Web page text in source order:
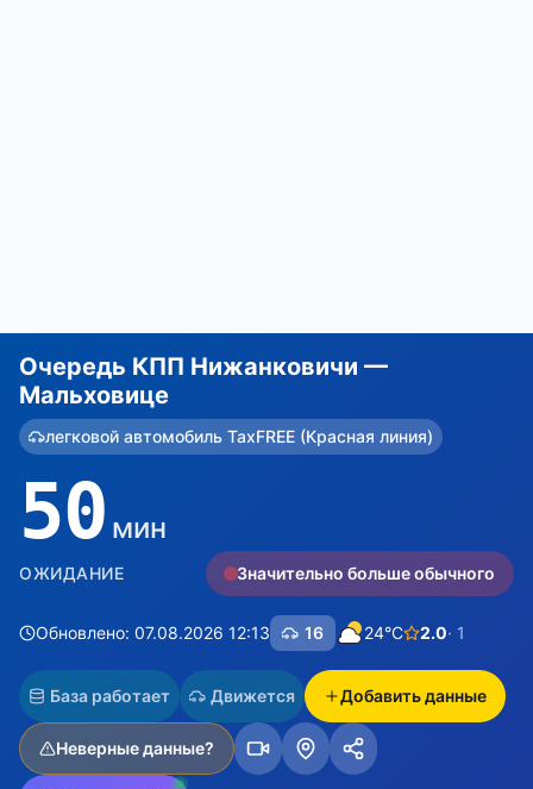
Очередь КПП Нижанковичи —
Мальховице
легковой автомобиль TaxFREE (Красная линия)
50 мин
ОЖИДАНИЕ Значительно больше обычного
Обновлено: 07.08.2026 12:13 16 24°C 2.0· 1
База работает Движется Добавить данные
Неверные данные?